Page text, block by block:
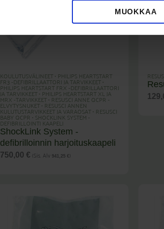
MUOKKAA
KOULUTUSVÄLINEET• PHILIPS HEARTSTART
FR3 -DEFIBRILLAATTORI JA TARVIKKEET•
PHILIPS HEARTSTART FRX -DEFIBRILLAATTORI
JA TARVIKKEET•PHILIPS HEARTSTART XL JA
MRX -TARVIKKEET•RESUSCI ANNE QCPR -
ELVYTYSNUKET•RESUSCI ANNEN
KULUTUSTARVIKKEET JA VARAOSAT• RESUSCI
BABY QCPR• SHOCKLINK SYSTEM -
DEFIBRILLOINTI KAAPELI
ShockLink System -
defibrilloinnin harjoituskaapeli
750,00€ (Sis. Alv 941,25 € )